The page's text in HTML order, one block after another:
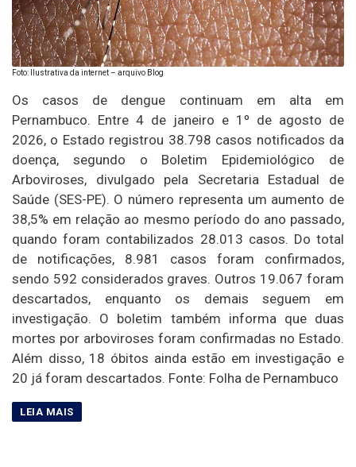
Foto: Ilustrativa da internet – arquivo Blog
Os casos de dengue continuam em alta em
Pernambuco. Entre 4 de janeiro e 1º de agosto de
2026, o Estado registrou 38.798 casos notificados da
doença, segundo o Boletim Epidemiológico de
Arboviroses, divulgado pela Secretaria Estadual de
Saúde (SES-PE). O número representa um aumento de
38,5% em relação ao mesmo período do ano passado,
quando foram contabilizados 28.013 casos. Do total
de notificações, 8.981 casos foram confirmados,
sendo 592 considerados graves. Outros 19.067 foram
descartados, enquanto os demais seguem em
investigação. O boletim também informa que duas
mortes por arboviroses foram confirmadas no Estado.
Além disso, 18 óbitos ainda estão em investigação e
20 já foram descartados. Fonte: Folha de Pernambuco